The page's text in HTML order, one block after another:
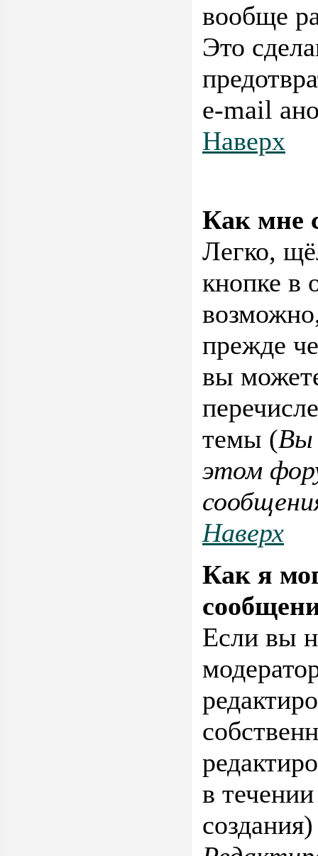
вообще
Это
e-mail
Наверх
Как мне
Легко,
кнопке в
прежде
вы
темы (Вы
этом
Наверх
Как я
Если вы
в